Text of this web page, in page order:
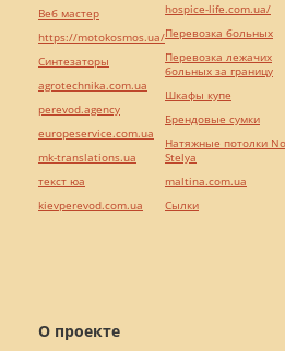
О проекте
Веб мастер
https://motokosmos.ua/
Синтезаторы
agrotechnika.com.ua
perevod.agency
europeservice.com.ua
mk-translations.ua
текст юа
kievperevod.com.ua
hospice-life.com.ua/
Перевозка больных
Перевозка лежачих
больных за границу
Шкафы купе
Брендовые сумки
Натяжные потолки
Stelya
maltina.com.ua
Cылки